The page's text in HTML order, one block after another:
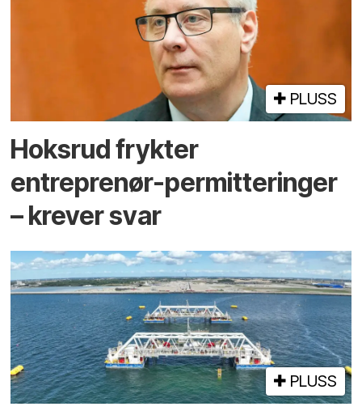
PLUSS
Hoksrud frykter
entreprenør-permitteringer
– krever svar
PLUSS